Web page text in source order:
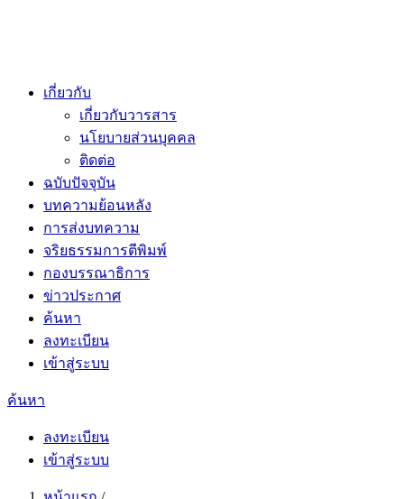
เกี่ยวกับ
เกี่ยวกับวารสาร
นโยบายส่วนบุคคล
ติดต่อ
ฉบับปัจจุบัน
บทความย้อนหลัง
การส่งบทความ
จริยธรรมการตีพิมพ์
กองบรรณาธิการ
ข่าวประกาศ
ค้นหา
ลงทะเบียน
เข้าสู่ระบบ
ค้นหา
ลงทะเบียน
เข้าสู่ระบบ